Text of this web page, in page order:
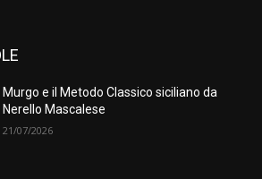
Murgo e il Metodo Classico siciliano da
Nerello Mascalese
21/07/2026